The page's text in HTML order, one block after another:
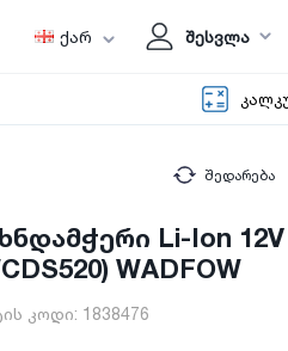
ქარ შესვლა
შედარება
Li-Ion 12V
WADFOW
კოდი: 1838476